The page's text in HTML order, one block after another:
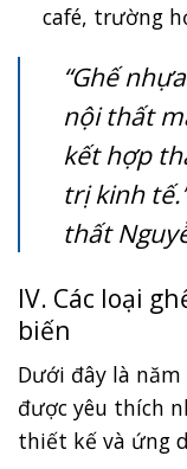
café, trường
“Ghế
nội thất
kết hợp
trị kinh
thất
IV. Các loại
biến
Dưới đây là
được yêu thích
thiết kế và ứng